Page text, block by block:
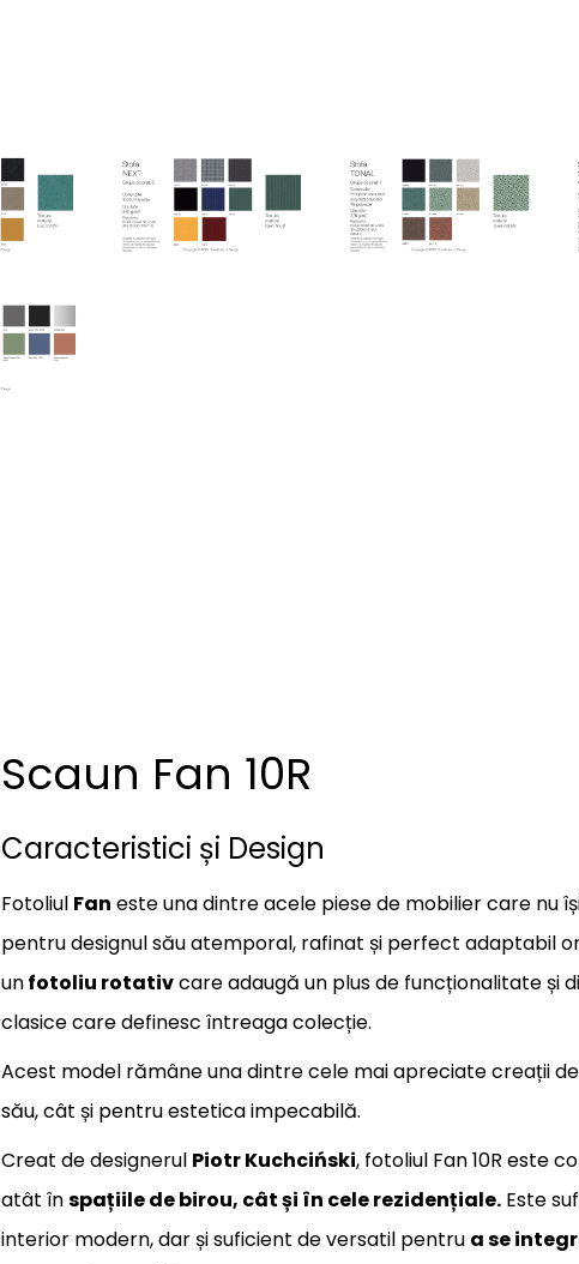
Scaun Fan 10R
Caracteristici și Design
Fotoliul Fan este una dintre acele piese de mobilier care nu
pentru designul său atemporal, rafinat și perfect adaptabil
unfotoliu rotativcare adaugă un plus de funcționalitate și
clasice care definesc întreaga colecție.
Acest model rămâne una dintre cele mai apreciate creații
său, cât și pentru estetica impecabilă.
Creat de designerul Piotr Kuchciński, fotoliul Fan 10R este
atât înspațiile de birou, cât și în cele rezidențiale. Este
interior modern, dar și suficient de versatil pentru a se